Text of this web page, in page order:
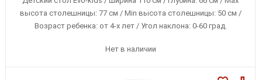
высота столешницы: 77 см / Min высота столешницы: 50 см /
Возраст ребенка: от 4-х лет / Угол наклона: 0-60 град.
Нет в наличии